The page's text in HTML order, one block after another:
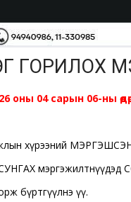
ГОРИЛОХ
оны 04 сарын 06-ны
хүрээний
мэргэжилтнүүдэд
бүртгүүлнэ үү.